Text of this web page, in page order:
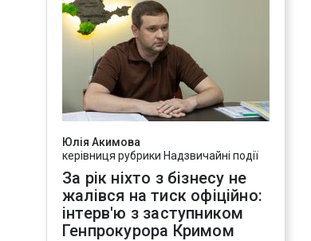
Юлія Акимова
керівниця рубрики Надзвичайні події
За рік ніхто з бізнесу не
жалівся на тиск офіційно:
інтерв'ю з заступником
Генпрокурора Кримом